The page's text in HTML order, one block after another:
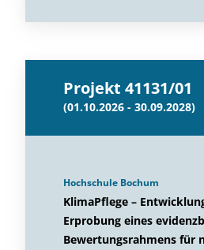
Projekt 41131/01
(01.10.2026 - 30.09.2028)
Hochschule Bochum
KlimaPflege –
Erprobung eines
Bewertungsrahmens für